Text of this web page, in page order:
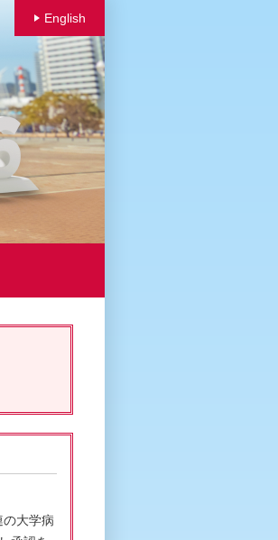
English
大学病